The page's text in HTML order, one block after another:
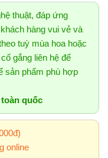
thuật, đáp ứng
hàng vui vẻ và
tuỳ mùa hoa hoặc
gắng liên hệ để
sản phẩm phù hợp
toàn quốc
online